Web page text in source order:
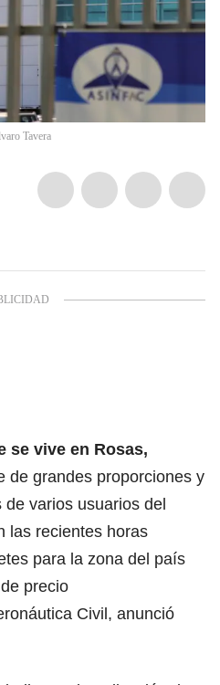
Tavera
se vive en Rosas,
de grandes proporciones y
varios usuarios del
las recientes horas
para la zona del país
precio
Civil, anunció